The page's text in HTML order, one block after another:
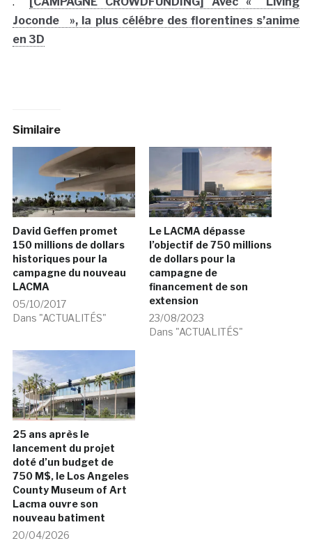
.[CAMPAGNE CROWDFUNDING] Avec « Living
Joconde », la plus célébre des florentines s’anime
en 3D
Similaire
David Geffen promet
150 millions de dollars
historiques pour la
campagne du nouveau
LACMA
05/10/2017
Dans "ACTUALITÉS"
Le LACMA dépasse
l’objectif de 750 millions
de dollars pour la
campagne de
financement de son
extension
23/08/2023
Dans "ACTUALITÉS"
25 ans après le
lancement du projet
doté d’un budget de
750 M$, le Los Angeles
County Museum of Art
Lacma ouvre son
nouveau batiment
20/04/2026